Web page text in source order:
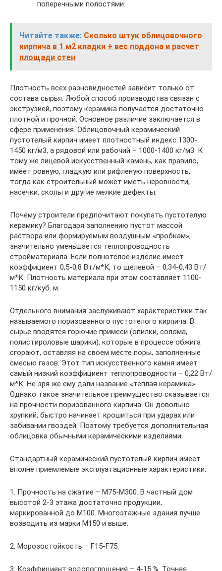
поперечными полостями.
Читайте также: Сколько штук облицовочного
кирпича в 1 м2 кладки + вес поддона и расчет
площади стен
Плотность всех разновидностей зависит только от
состава сырья. Любой способ производства связан с
экструзией, поэтому керамика получается достаточно
плотной и прочной. Основное различие заключается в
сфере применения. Облицовочный керамический
пустотелый кирпич имеет плотностный индекс 1300-
1450 кг/м3, а рядовой или рабочий – 1000-1400 кг/м3. К
тому же лицевой искусственный камень, как правило,
имеет ровную, гладкую или рифленую поверхность,
тогда как строительный может иметь неровности,
насечки, сколы и другие мелкие дефекты.
Почему строители предпочитают покупать пустотелую
керамику? Благодаря заполнению пустот массой
раствора или формируемым воздушным «пробкам»,
значительно уменьшается теплопроводность
стройматериала. Если полнотелое изделие имеет
коэффициент 0,5-0,8 Вт/м*К, то щелевой – 0,34-0,43 Вт/
м*К. Плотность материала при этом составляет 1100-
1150 кг/куб. м.
Отдельного внимания заслуживают характеристики так
называемого поризованного пустотелого кирпича. В
сырье вводятся горючие примеси (опилки, солома,
полистироловые шарики), которые в процессе обжига
сгорают, оставляя на своем месте поры, заполненные
смесью газов. Этот тип искусственного камня имеет
самый низкий коэффициент теплопроводности – 0,22 Вт/
м*К. Не зря же ему дали название «теплая керамика».
Однако такое значительное преимущество сказывается
на прочности поризованного кирпича. Он довольно
хрупкий, быстро начинает крошиться при ударах или
забивании гвоздей. Поэтому требуется дополнительная
облицовка обычными керамическими изделиями.
Стандартный керамический пустотелый кирпич имеет
вполне приемлемые эксплуатационные характеристики:
1. Прочность на сжатие – М75-М300. В частный дом
высотой 2-3 этажа достаточно продукции,
маркированной до М100. Многоэтажные здания лучше
возводить из марки М150 и выше.
2. Морозостойкость – F15-F75.
3. Коэффициент водопоглощения – 4-15 %. Точная